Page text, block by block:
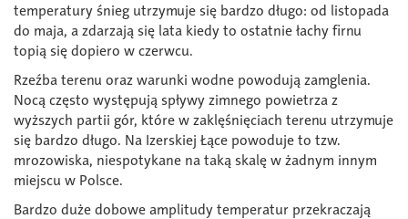
temperatury śnieg utrzymuje się bardzo długo: od listopada
do maja, a zdarzają się lata kiedy to ostatnie łachy firnu
topią się dopiero w czerwcu.
Rzeźba terenu oraz warunki wodne powodują zamglenia.
Nocą często występują spływy zimnego powietrza z
wyższych partii gór, które w zaklęśnięciach terenu utrzymuje
się bardzo długo. Na Izerskiej Łące powoduje to tzw.
mrozowiska, niespotykane na taką skalę w żadnym innym
miejscu w Polsce.
Bardzo duże dobowe amplitudy temperatur przekraczają